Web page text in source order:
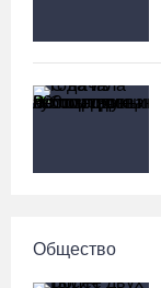
Общество